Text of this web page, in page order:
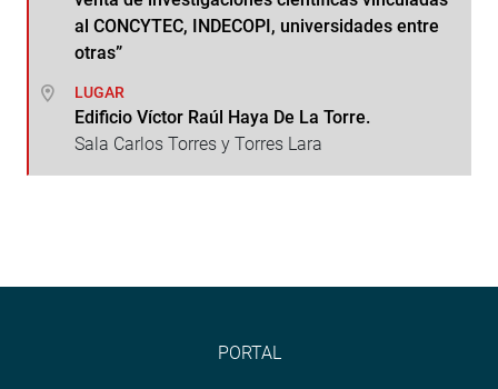
al CONCYTEC, INDECOPI, universidades entre
otras”
LUGAR
Edificio Víctor Raúl Haya De La Torre.
Sala Carlos Torres y Torres Lara
PORTAL